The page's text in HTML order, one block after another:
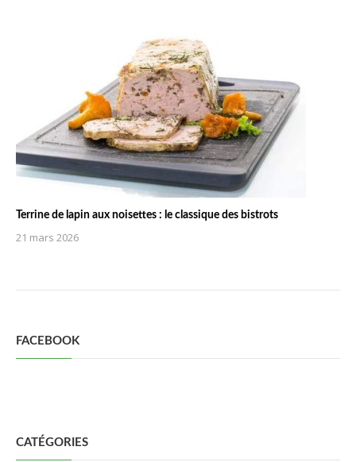
Terrine de lapin aux noisettes : le classique des bistrots
21 mars 2026
FACEBOOK
CATÉGORIES